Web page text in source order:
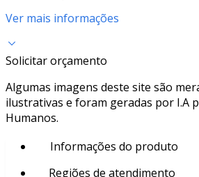
Ver mais informações
Solicitar orçamento
Algumas imagens deste site são
ilustrativas e foram geradas por I.A
Humanos.
Informações do produto
Regiões de atendimento